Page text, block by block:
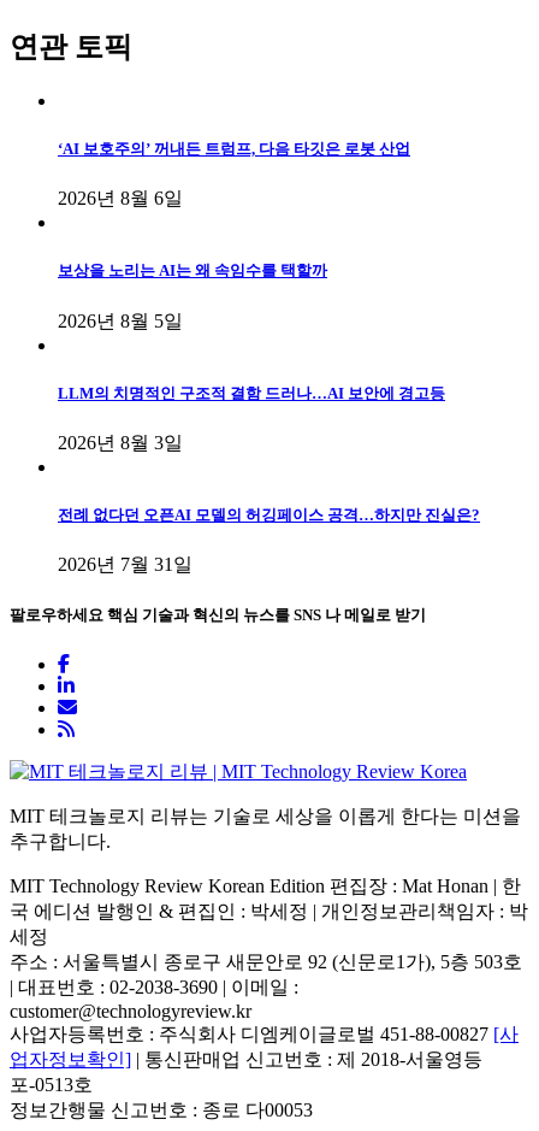
연관 토픽
‘AI 보호주의’ 꺼내든 트럼프, 다음 타깃은 로봇 산업
2026년 8월 6일
보상을 노리는 AI는 왜 속임수를 택할까
2026년 8월 5일
LLM의 치명적인 구조적 결함 드러나…AI 보안에 경고등
2026년 8월 3일
전례 없다던 오픈AI 모델의 허깅페이스 공격…하지만 진실은?
2026년 7월 31일
팔로우하세요 핵심 기술과 혁신의 뉴스를 SNS 나 메일로 받기
MIT 테크놀로지 리뷰는 기술로 세상을 이롭게 한다는 미션을
추구합니다.
MIT Technology Review Korean Edition 편집장 : Mat Honan | 한
국 에디션 발행인 & 편집인 : 박세정 | 개인정보관리책임자 : 박
세정
주소 : 서울특별시 종로구 새문안로 92 (신문로1가), 5층 503호
| 대표번호 : 02-2038-3690 | 이메일 :
customer@technologyreview.kr
사업자등록번호 : 주식회사 디엠케이글로벌 451-88-00827 [사
업자정보확인] | 통신판매업 신고번호 : 제 2018-서울영등
포-0513호
정보간행물 신고번호 : 종로 다00053